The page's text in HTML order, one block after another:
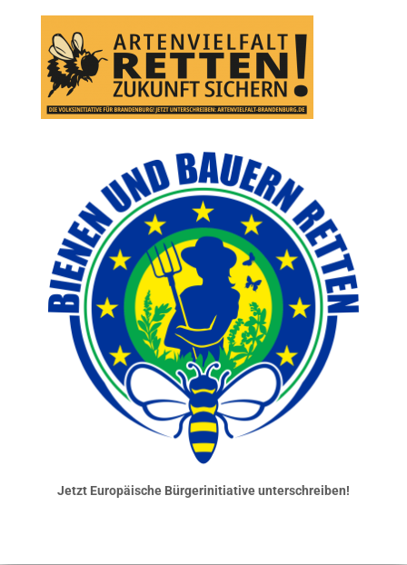
Jetzt Europäische Bürgerinitiative unterschreiben!